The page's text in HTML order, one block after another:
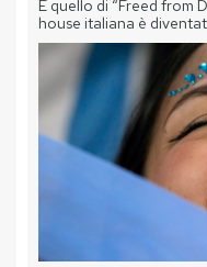
È quello di “Freed from
house italiana è